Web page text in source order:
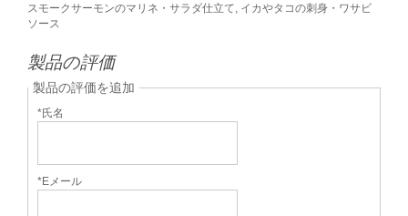
スモークサーモンのマリネ・サラダ仕立て, イカやタコの刺身・ワサビ
ソース
製品の評価
製品の評価を追加
*氏名
*Eメール